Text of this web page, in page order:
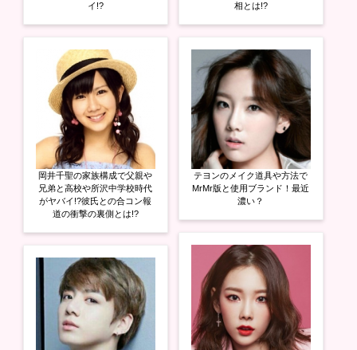
イ!?
岡井千聖の家族構成で父親や
兄弟と高校や所沢中学校時代
がヤバイ!?彼氏との合コン報
道の衝撃の裏側とは!?
相とは!?
テヨンのメイク道具や方法で
MrMr版と使用ブランド！最近
濃い？